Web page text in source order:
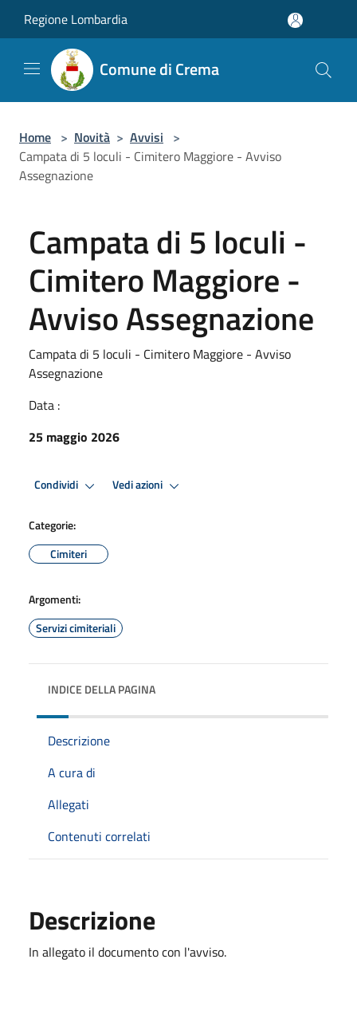
Regione Lombardia
Comune di Crema
Home > Novità > Avvisi >
Campata di 5 loculi - Cimitero Maggiore - Avviso
Assegnazione
Campata di 5 loculi -
Cimitero Maggiore -
Avviso Assegnazione
Campata di 5 loculi - Cimitero Maggiore - Avviso
Assegnazione
Data :
25 maggio 2026
Condividi Vedi azioni
Categorie:
Cimiteri
Argomenti:
Servizi cimiteriali
INDICE DELLA PAGINA
Descrizione
A cura di
Allegati
Contenuti correlati
Descrizione
In allegato il documento con l'avviso.